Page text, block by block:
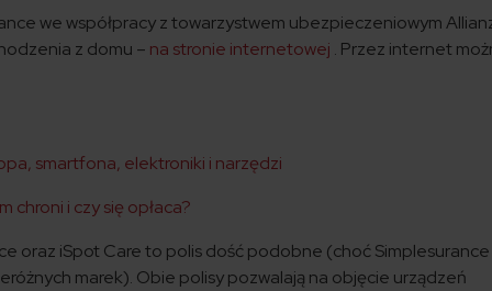
we współpracy z towarzystwem ubezpieczeniowym
z domu – na stronie internetowej . Przez internet
smartfona, elektroniki i narzędzi
i czy się opłaca?
oraz iSpot Care to polis dość podobne (choć Simplesurance
marek). Obie polisy pozwalają na objęcie urządzeń